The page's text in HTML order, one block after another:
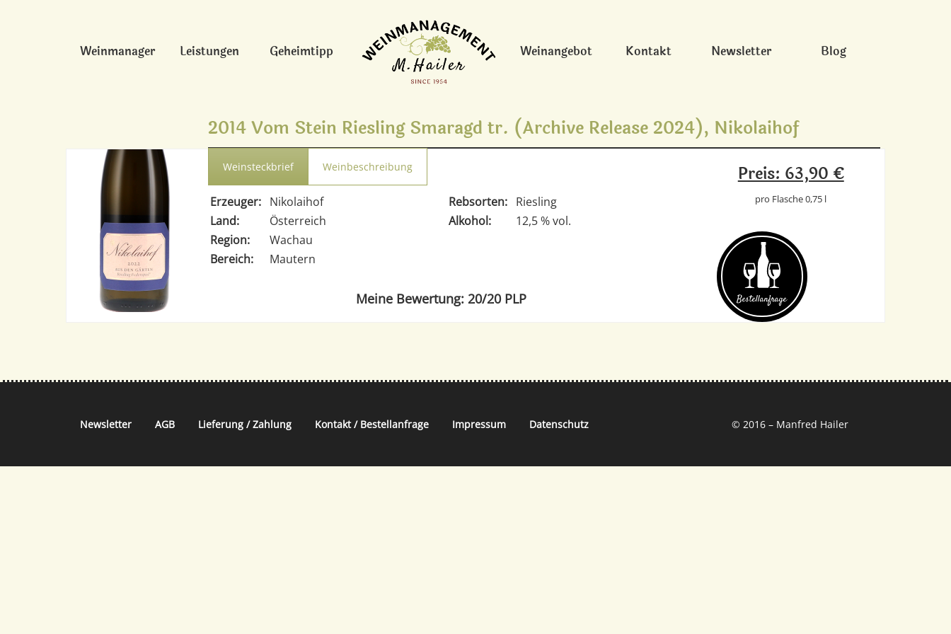
Weinmanager Leistungen Geheimtipp Weinangebot Kontakt Newsletter Blog
2014 Vom Stein Riesling Smaragd tr. (Archive Release 2024), Nikolaihof
Weinsteckbrief Weinbeschreibung
Erzeuger: Nikolaihof
Land:
Österreich
Region:
Wachau
Bereich:
Mautern
Rebsorten: Riesling
Alkohol:
12,5 % vol.
Meine Bewertung: 20/20 PLP
Preis: 63,90 €
pro Flasche 0,75 l
Bestell­anfrage
Newsletter AGB Lieferung / Zahlung Kontakt / Bestellanfrage Impressum Datenschutz © 2016 – Manfred Hailer